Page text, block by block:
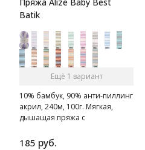
Batik
Ещё 1 вариант
10% бамбук, 90% анти-пиллинг
акрил, 240м, 100г. Мягкая,
дышащая пряжа с
185 руб.